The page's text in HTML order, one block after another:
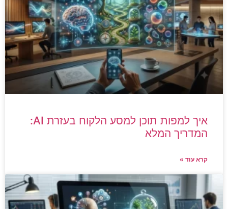
איך למפות תוכן למסע הלקוח בעזרת AI:
המדריך המלא
קרא עוד »